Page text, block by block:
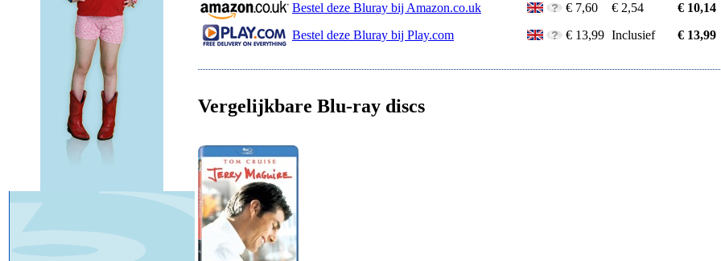
Bestel deze Bluray bij Amazon.co.uk
€ 7,60 € 2,54
€ 10,14
Bestel deze Bluray bij Play.com
€ 13,99 Inclusief € 13,99
Vergelijkbare Blu-ray discs